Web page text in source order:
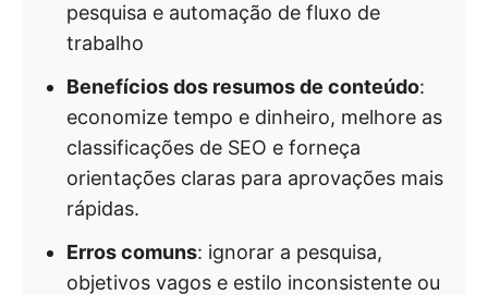
pesquisa e automação de fluxo de
trabalho
Benefícios dos resumos de conteúdo:
economize tempo e dinheiro, melhore as
classificações de SEO e forneça
orientações claras para aprovações mais
rápidas.
Erros comuns: ignorar a pesquisa,
objetivos vagos e estilo inconsistente ou